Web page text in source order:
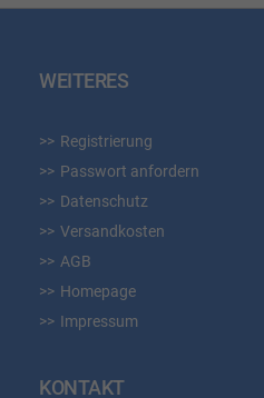
WEITERES
Registrierung
Passwort anfordern
Datenschutz
Versandkosten
AGB
Homepage
Impressum
KONTAKT